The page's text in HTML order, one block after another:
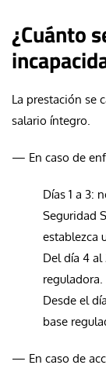
¿Cuánto
La prestación se
salario íntegro.
— En caso de
Días 1 a 3:
Seguridad
establezca
Del día 4
reguladora.
Desde el
base
— En caso de